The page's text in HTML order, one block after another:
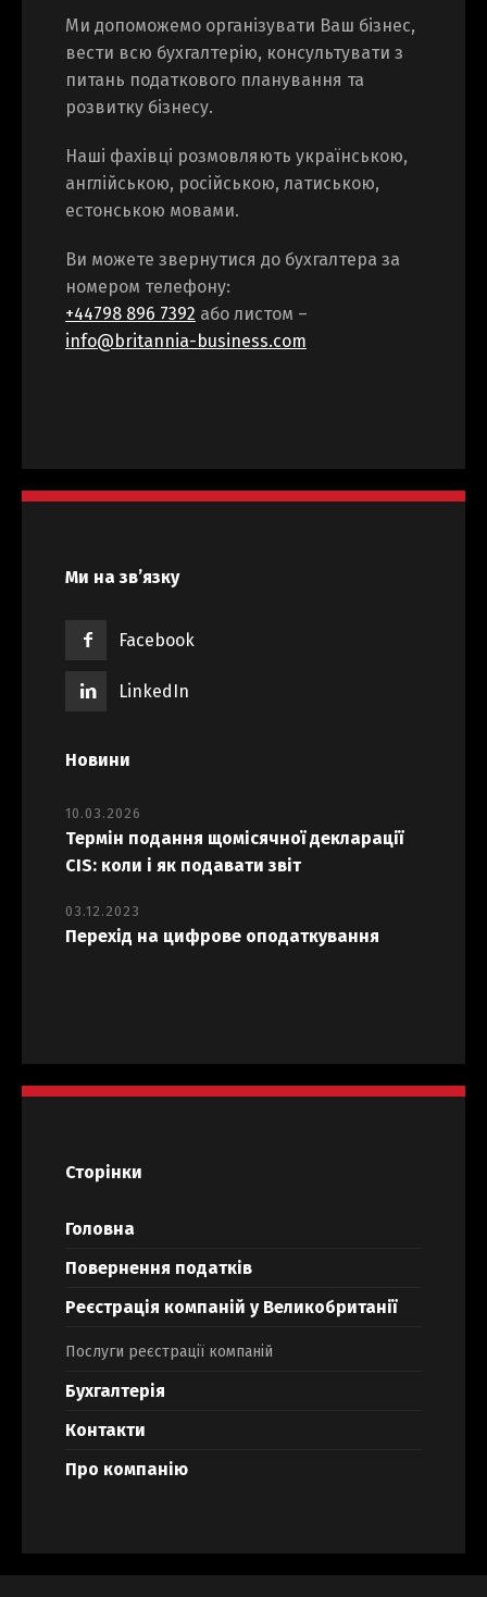
Ми допоможемо організувати Ваш бізнес,
вести всю бухгалтерію, консультувати з
питань податкового планування та
розвитку бізнесу.
Наші фахівці розмовляють українською,
англійською, російською, латиською,
естонською мовами.
Ви можете звернутися до бухгалтера за
номером телефону:
+44798 896 7392 або листом –
info@britannia-business.com
Ми на зв’язку
Facebook
LinkedIn
Новини
10.03.2026
Термін подання щомісячної декларації
CIS: коли і як подавати звіт
03.12.2023
Перехід на цифрове оподаткування
Сторінки
Головна
Повернення податків
Реєстрація компаній у Великобританії
Послуги реєстрації компаній
Бухгалтерія
Контакти
Про компанію
Switch The Language
Українська